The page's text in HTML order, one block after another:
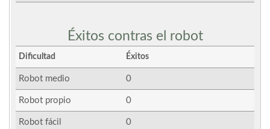
Éxitos contras el robot
Dificultad Éxitos
Robot medio 0
Robot propio 0
Robot fácil 0